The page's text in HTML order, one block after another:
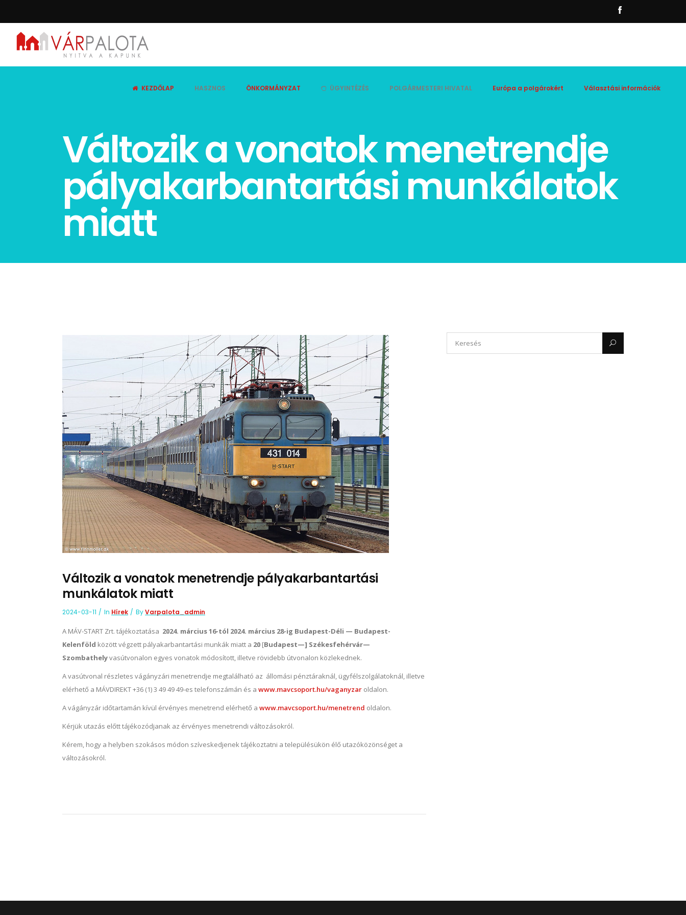
KEZDŐLAP HASZNOS ÖNKORMÁNYZAT ÜGYINTÉZÉS POLGÁRMESTERI HIVATAL Európa a polgárokért Választási információk
Változik a vonatok menetrendje
pályakarbantartási munkálatok
miatt
Változik a vonatok menetrendje pályakarbantartási
munkálatok miatt
2024-03-11 In Hírek ByVarpalota_admin
A MÁV-START Zrt. tájékoztatása 2024. március 16-tól 2024. március 28-ig Budapest-Déli — Budapest-
Kelenföld között végzett pályakarbantartási munkák miatt a 20 [Budapest—] Székesfehérvár—
Szombathelyvasútvonalon egyes vonatok módosított, illetve rövidebb útvonalon közlekednek.
A vasútvonal részletes vágányzári menetrendje megtalálható az állomási pénztáraknál, ügyfélszolgálatoknál, illetve
elérhető a MÁVDIREKT +36 (1) 3 49 49 49-es telefonszámán és a www.mavcsoport.hu/vaganyzar oldalon.
A vágányzár időtartamán kívül érvényes menetrend elérhető a www.mavcsoport.hu/menetrend oldalon.
Kérjük utazás előtt tájékozódjanak az érvényes menetrendi változásokról.
Kérem, hogy a helyben szokásos módon szíveskedjenek tájékoztatni a településükön élő utazóközönséget a
változásokról.